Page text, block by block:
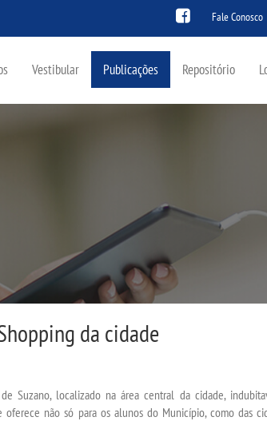
Fale Conosco
Vestibular Publicações Repositório
da cidade
Suzano, localizado na área central da cidade,
não só para os alunos do Município, como das